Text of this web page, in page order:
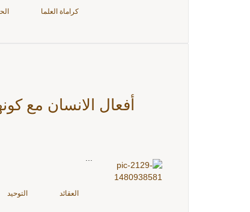
كراماة العلما
أفعال الانسان مع
العقائد التوحيد